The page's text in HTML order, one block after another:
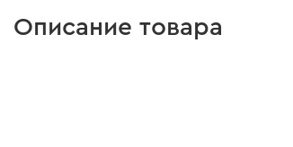
Описание товара